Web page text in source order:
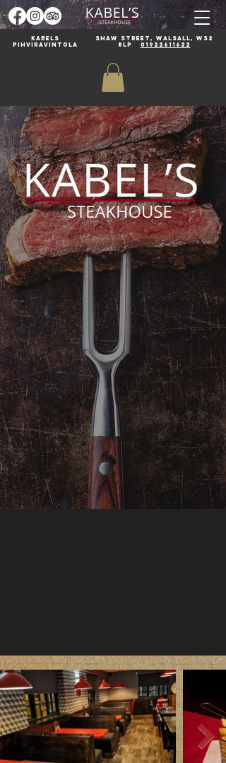
Kabels
pihviravintola
Shaw Street, Walsall, WS2
8LP 01922611622